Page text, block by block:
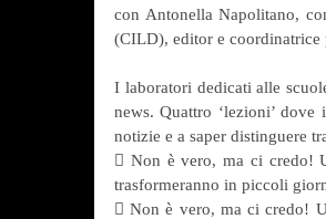
con Antonella Napolitano,
(CILD), editor e coordinatrice
I laboratori dedicati alle
news. Quattro ‘lezioni’
notizie e a saper distinguere
 Non è vero, ma ci credo!
trasformeranno in piccoli
 Non è vero, ma ci credo!